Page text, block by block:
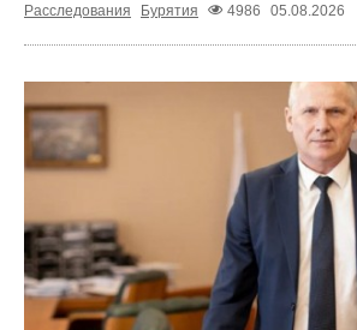
Расследования
Бурятия 4986 05.08.2026